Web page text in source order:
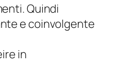
Quindi
e coinvolgente
in